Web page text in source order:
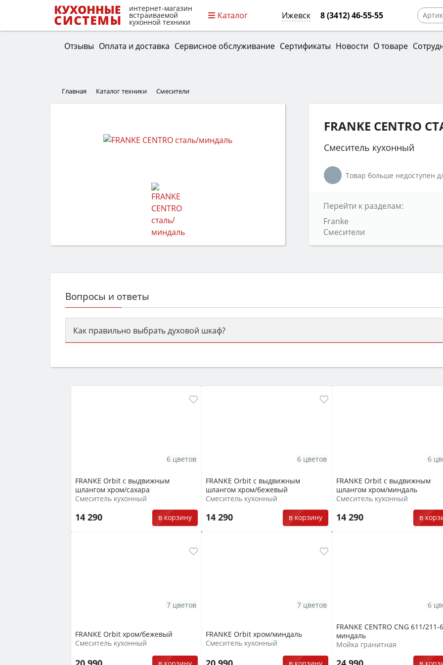
интернет-магазин
встраиваемой
кухонной техники
Каталог Ижевск 8 (3412) 46-55-55
Отзывы Оплата и доставка Сервисное обслуживание Сертификаты Новости О товаре
Главная Каталог техники Смесители
FRANKE CENTRO
Смеситель кухонный
Товар больше недоступен
Перейти к разделам:
Franke
Смесители
Вопросы и ответы
Как правильно выбрать духовой шкаф?
семьи, класс энергопотребления не ниже A и нужные функции (конвекция, гриль,
FRANKE Orbit с выдвижным
шлангом хром/сахара
Смеситель кухонный
14 290 в корзину
6 цветов
FRANKE Orbit с выдвижным
шлангом хром/бежевый
Смеситель кухонный
14 290 в корзину
6 цветов
FRANKE Orbit с выдвижным
шлангом хром/миндаль
Смеситель кухонный
14 290 в
6
FRANKE Orbit хром/бежевый
Смеситель кухонный
7 цветов
FRANKE Orbit хром/миндаль
Смеситель кухонный
7 цветов
FRANKE CENTRO CNG 611/211-
миндаль
Мойка гранитная
6